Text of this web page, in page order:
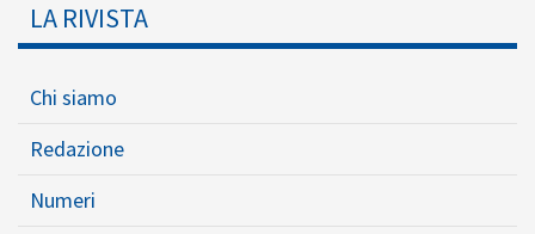
LA RIVISTA
Chi siamo
Redazione
Numeri